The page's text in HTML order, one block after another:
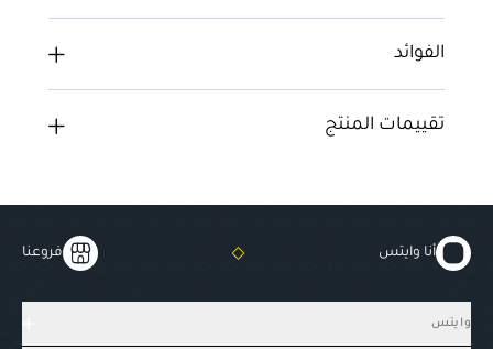
الفوائد
تقييمات المنتج
أنا وايتس فروعنا
وايتس